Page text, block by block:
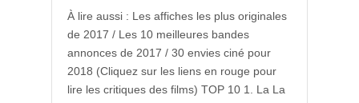
À lire aussi : Les affiches les plus originales
de 2017 / Les 10 meilleures bandes
annonces de 2017 / 30 envies ciné pour
2018 (Cliquez sur les liens en rouge pour
lire les critiques des films) TOP 10 1. La La